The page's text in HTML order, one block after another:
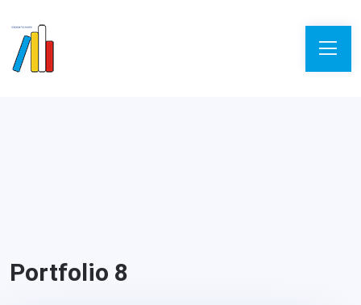
Portfolio 8